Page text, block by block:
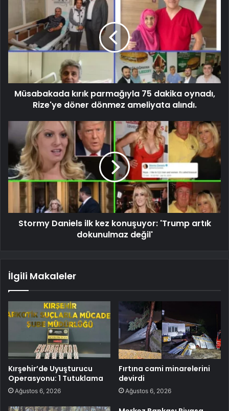
Müsabakada kırık parmağıyla 75 dakika oynadı,
Rize'ye döner dönmez ameliyata alındı.
Stormy Daniels ilk kez konuşuyor: 'Trump artık
dokunulmaz değil'
İlgili Makaleler
Kırşehir’de Uyuşturucu
Operasyonu: 1 Tutuklama
Ağustos 6, 2026
Fırtına cami minarelerini
devirdi
Ağustos 6, 2026